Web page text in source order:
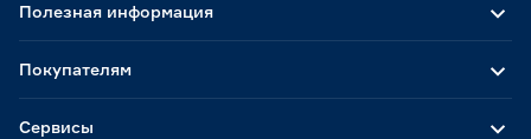
Полезная информация
Покупателям
Сервисы